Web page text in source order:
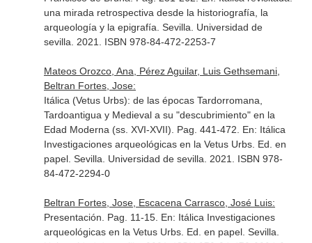
una mirada retrospectiva desde la historiografía, la
arqueología y la epigrafía . Sevilla. Universidad de
sevilla. 2021. ISBN 978-84-472-2253-7
Mateos Orozco, Ana, Pérez Aguilar, Luis Gethsemani,
Beltran Fortes, Jose:
Itálica (Vetus Urbs): de las épocas Tardorromana,
Tardoantigua y Medieval a su "descubrimiento" en la
Edad Moderna (ss. XVI-XVII). Pag. 441-472. En: Itálica
Investigaciones arqueológicas en la Vetus Urbs. Ed. en
papel. Sevilla. Universidad de sevilla. 2021. ISBN 978-
84-472-2294-0
Beltran Fortes, Jose, Escacena Carrasco, José Luis:
Presentación. Pag. 11-15. En: Itálica Investigaciones
arqueológicas en la Vetus Urbs. Ed. en papel. Sevilla.